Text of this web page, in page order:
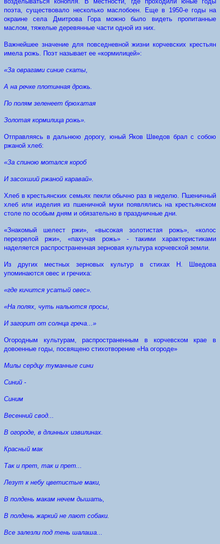
поэта, существовало несколько маслобоен. Еще в 1950-е годы на
окраине села Дмитрова Гора можно было видеть пропитанные
маслом, тяжелые деревянные части одной из них.
Важнейшее значение для повседневной жизни корчевских крестьян
имела рожь. Поэт называет ее «кормилицей»:
«За оврагами синие скаты,
А на речке плотинная дрожь.
По полям зеленеет брюхатая
Золотая кормилица рожь».
Отправляясь в дальнюю дорогу, юный Яков Шведов брал с собою
ржаной хлеб:
«За спиною мотался короб
И засохший ржаной каравай».
Хлеб в крестьянских семьях пекли обычно раз в неделю. Пшеничный
хлеб или изделия из пшеничной муки появлялись на крестьянском
столе по особым дням и обязательно в праздничные дни.
«Знакомый шелест ржи», «высокая золотистая рожь», «колос
перезрелой ржи», «пахучая рожь» - такими характеристиками
наделяется распространенная зерновая культура корчевской земли.
Из других местных зерновых культур в стихах Н. Шведова
упоминаются овес и гречиха:
«где кичится усатый овес».
«На полях, чуть нальются просы,
И загорит от солнца греча...»
Огородным культурам, распространенным в корчевском крае в
довоенные годы, посвящено стихотворение «На огороде»
Милы сердцу туманные сини
Синий -
Синим
Весенний свод...
В огороде, в длинных извилинах.
Красный мак
Так и прет, так и прет...
Лезут к небу цветистые маки,
В полдень макам нечем дышать,
В полдень жаркий не лают собаки.
Все залезли под тень шалаша...